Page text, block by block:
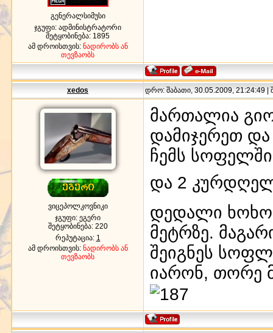
გენერალსიმუსი
ჯგუფი: ადმინისტრატორი
შეტყობინება: 1895
ამ დროისთვის: ნადირობს ან
თევზაობს
xedos დრო: შაბათი, 30.05.2009, 21:24:49 |
ვიცეპოლკოვნიკი
ჯგუფი: ეგერი
შეტყობინება: 220
რეპუტაცია: 1
ამ დროისთვის: ნადირობს ან
თევზაობს
მართალია
დამიჯერეთ
ჩემს
და 2
დედალი
მეტრზე.
შეიგნეს
იარონ, თორე